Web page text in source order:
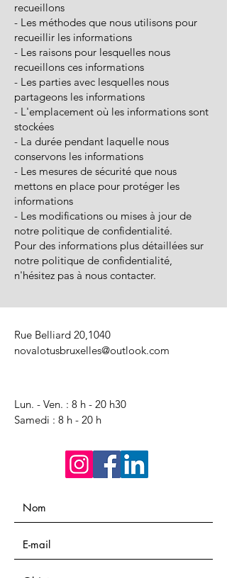
recueillons
- Les méthodes que nous utilisons pour
recueillir les informations
- Les raisons pour lesquelles nous
recueillons ces informations
- Les parties avec lesquelles nous
partageons les informations
- L'emplacement où les informations sont
stockées
- La durée pendant laquelle nous
conservons les informations
- Les mesures de sécurité que nous
mettons en place pour protéger les
informations
- Les modifications ou mises à jour de
notre politique de confidentialité.
Pour des informations plus détaillées sur
notre politique de confidentialité,
n'hésitez pas à nous contacter.
Rue Belliard 20,1040
novalotusbruxelles@outlook.com
Lun. - Ven. : 8 h - 20 h30
Samedi : 8 h - 20 h